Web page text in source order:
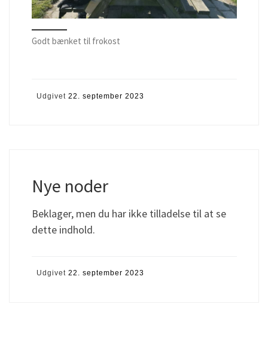
Godt bænket til frokost
Udgivet 22. september 2023
Nye noder
Beklager, men du har ikke tilladelse til at se
dette indhold.
Udgivet 22. september 2023